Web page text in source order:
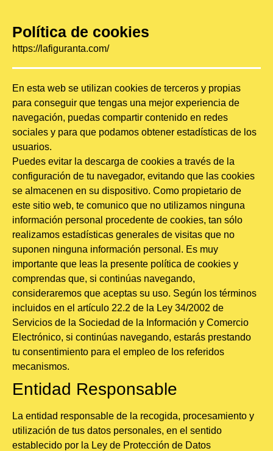
Política de cookies
https://lafiguranta.com/
En esta web se utilizan cookies de terceros y propias
para conseguir que tengas una mejor experiencia de
navegación, puedas compartir contenido en redes
sociales y para que podamos obtener estadísticas de los
usuarios.
Puedes evitar la descarga de cookies a través de la
configuración de tu navegador, evitando que las cookies
se almacenen en su dispositivo. Como propietario de
este sitio web, te comunico que no utilizamos ninguna
información personal procedente de cookies, tan sólo
realizamos estadísticas generales de visitas que no
suponen ninguna información personal. Es muy
importante que leas la presente política de cookies y
comprendas que, si continúas navegando,
consideraremos que aceptas su uso. Según los términos
incluidos en el artículo 22.2 de la Ley 34/2002 de
Servicios de la Sociedad de la Información y Comercio
Electrónico, si continúas navegando, estarás prestando
tu consentimiento para el empleo de los referidos
mecanismos.
Entidad Responsable
La entidad responsable de la recogida, procesamiento y
utilización de tus datos personales, en el sentido
establecido por la Ley de Protección de Datos